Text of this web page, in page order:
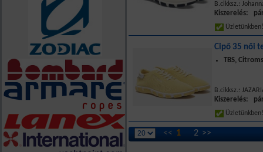
B.cikksz.:
Kiszerelés:
Cipő 35 női
TBS,
B.cikksz.:
Kiszerelés:
<< 1 2 >>